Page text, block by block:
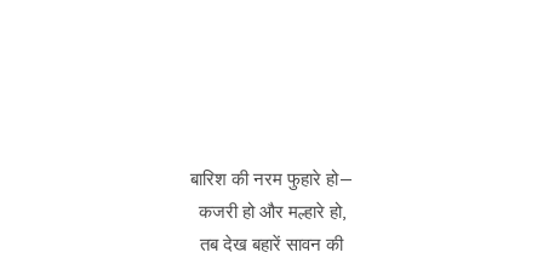
बारिश की नरम फुहारे हो—
कजरी हो और मल्हारे हो,
तब देख बहारें सावन की